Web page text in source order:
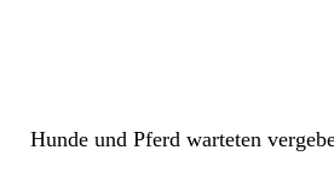
Hunde und Pferd warteten